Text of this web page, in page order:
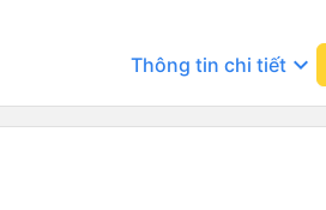
Thông tin chi tiết keyboard_arrow_down